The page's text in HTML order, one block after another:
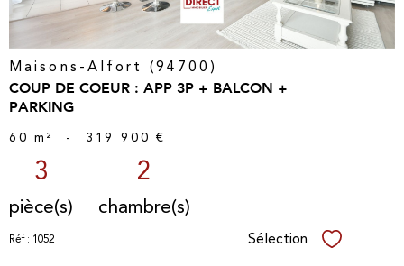
Maisons-Alfort (94700)
COUP DE COEUR : APP 3P + BALCON +
PARKING
60 m² - 319 900 €
3
pièce(s)
2
chambre(s)
Réf : 1052 Sélection Sélectionner